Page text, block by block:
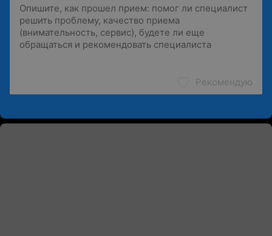
Рекомендую